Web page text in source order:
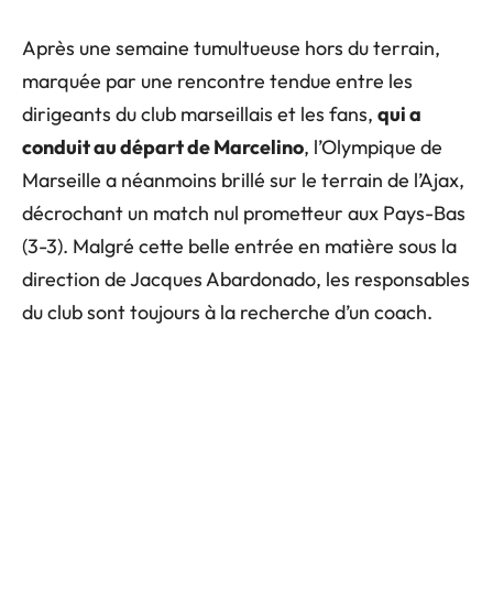
Après une semaine tumultueuse hors du terrain,
marquée par une rencontre tendue entre les
dirigeants du club marseillais et les fans, qui a
conduit au départ de Marcelino, l’Olympique de
Marseille a néanmoins brillé sur le terrain de l’Ajax,
décrochant un match nul prometteur aux Pays-Bas
(3-3). Malgré cette belle entrée en matière sous la
direction de Jacques Abardonado, les responsables
du club sont toujours à la recherche d’un coach.